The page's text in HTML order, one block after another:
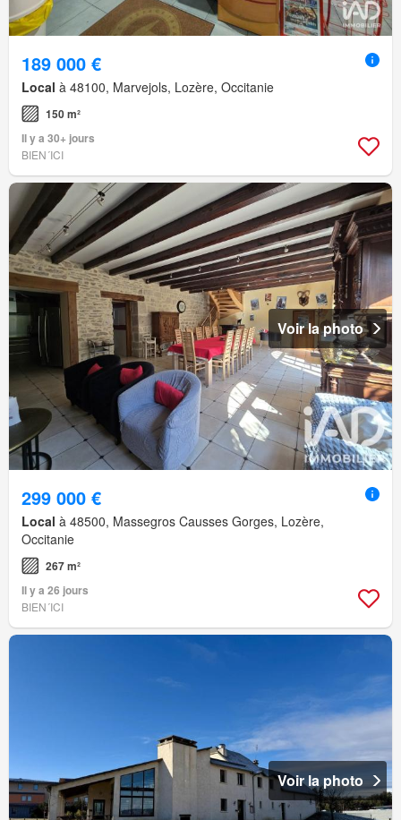
189 000 €
Local à 48100, Marvejols, Lozère, Occitanie
150 m²
Il y a 30+ jours
BIEN´ICI
Voir la photo
299 000 €
Local à 48500, Massegros Causses Gorges, Lozère,
Occitanie
267 m²
Il y a 26 jours
BIEN´ICI
Voir la photo